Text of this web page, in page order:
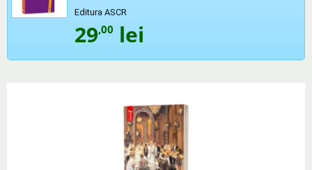
Editura ASCR
29,00 lei